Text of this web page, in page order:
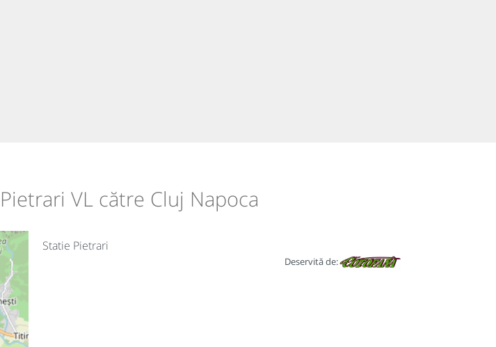
VL către Cluj Napoca
Statie Pietrari
Deservită de: